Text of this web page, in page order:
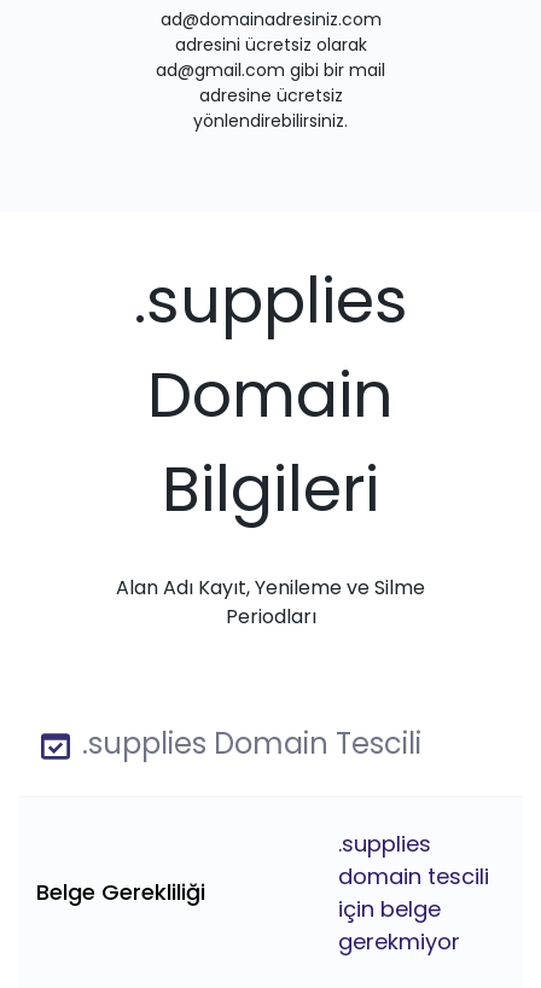
ad@domainadresiniz.com
adresini ücretsiz olarak
ad@gmail.com gibi bir mail
adresine ücretsiz
yönlendirebilirsiniz.
.supplies
Domain
Bilgileri
Alan Adı Kayıt, Yenileme ve Silme
Periodları
.supplies Domain Tescili
Belge Gerekliliği
.supplies
domain tescili
için belge
gerekmiyor